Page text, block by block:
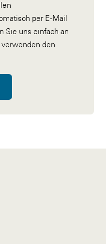
per E-Mail
Sie uns einfach an
den